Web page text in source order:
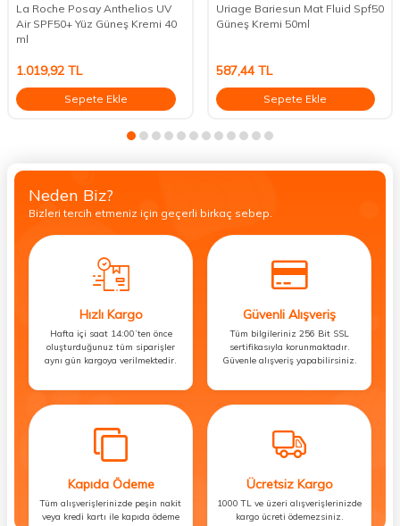
La Roche Posay Anthelios UV
Air SPF50+ Yüz Güneş Kremi 40
ml
1.019,92 TL
Sepete Ekle
Uriage Bariesun Mat Fluid Spf50
Güneş Kremi 50ml
587,44TL
Sepete Ekle
Neden Biz?
Bizleri tercih etmeniz için geçerli birkaç sebep.
Hızlı Kargo
Hafta içi saat 14:00’ten önce
oluşturduğunuz tüm siparişler
aynı gün kargoya verilmektedir.
Güvenli Alışveriş
Tüm bilgileriniz 256 Bit SSL
sertifikasıyla korunmaktadır.
Güvenle alışveriş yapabilirsiniz.
Kapıda Ödeme
Tüm alışverişlerinizde peşin nakit
veya kredi kartı ile kapıda ödeme
Ücretsiz Kargo
1000 TL ve üzeri alışverişlerinizde
kargo ücreti ödemezsiniz.